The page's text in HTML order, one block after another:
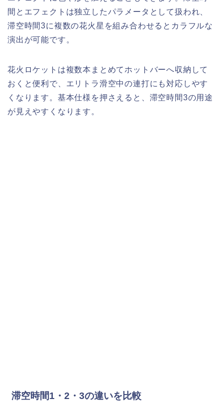
間とエフェクトは独立したパラメータとして扱われ、
滞空時間3に複数の花火星を組み合わせるとカラフルな
演出が可能です。
花火ロケットは複数本まとめてホットバーへ収納して
おくと便利で、エリトラ滑空中の連打にも対応しやす
くなります。基本仕様を押さえると、滞空時間3の用途
が見えやすくなります。
滞空時間1・2・3の違いを比較